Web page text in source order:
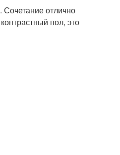
Сочетание отлично
пол, это